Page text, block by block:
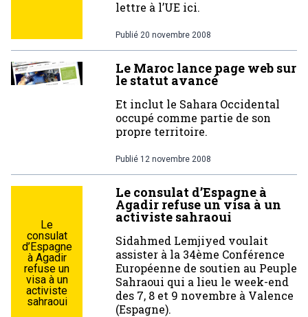
lettre à l’UE ici.
Publié 20 novembre 2008
Le Maroc lance page web sur
le statut avancé
Et inclut le Sahara Occidental
occupé comme partie de son
propre territoire.
Publié 12 novembre 2008
Le
consulat
d’Espagne
à Agadir
refuse un
visa à un
activiste
sahraoui
Le consulat d’Espagne à
Agadir refuse un visa à un
activiste sahraoui
Sidahmed Lemjiyed voulait
assister à la 34ème Conférence
Européenne de soutien au Peuple
Sahraoui qui a lieu le week-end
des 7, 8 et 9 novembre à Valence
(Espagne).